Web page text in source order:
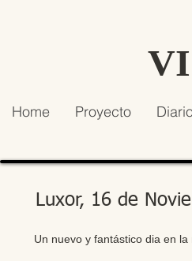
Home Proyecto
Luxor, 16 de
Un nuevo y fantástico dia en la